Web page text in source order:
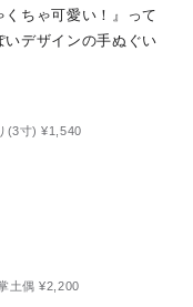
ちゃ可愛い！』って
デザインの手ぬぐい
(3寸) ¥1,540
土偶 ¥2,200